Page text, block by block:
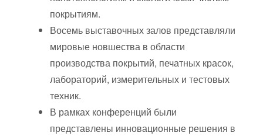
покрытиям.
Восемь выставочных залов представляли
мировые новшества в области
производства покрытий, печатных красок,
лабораторий, измерительных и тестовых
техник.
В рамках конференций были
представлены инновационные решения в